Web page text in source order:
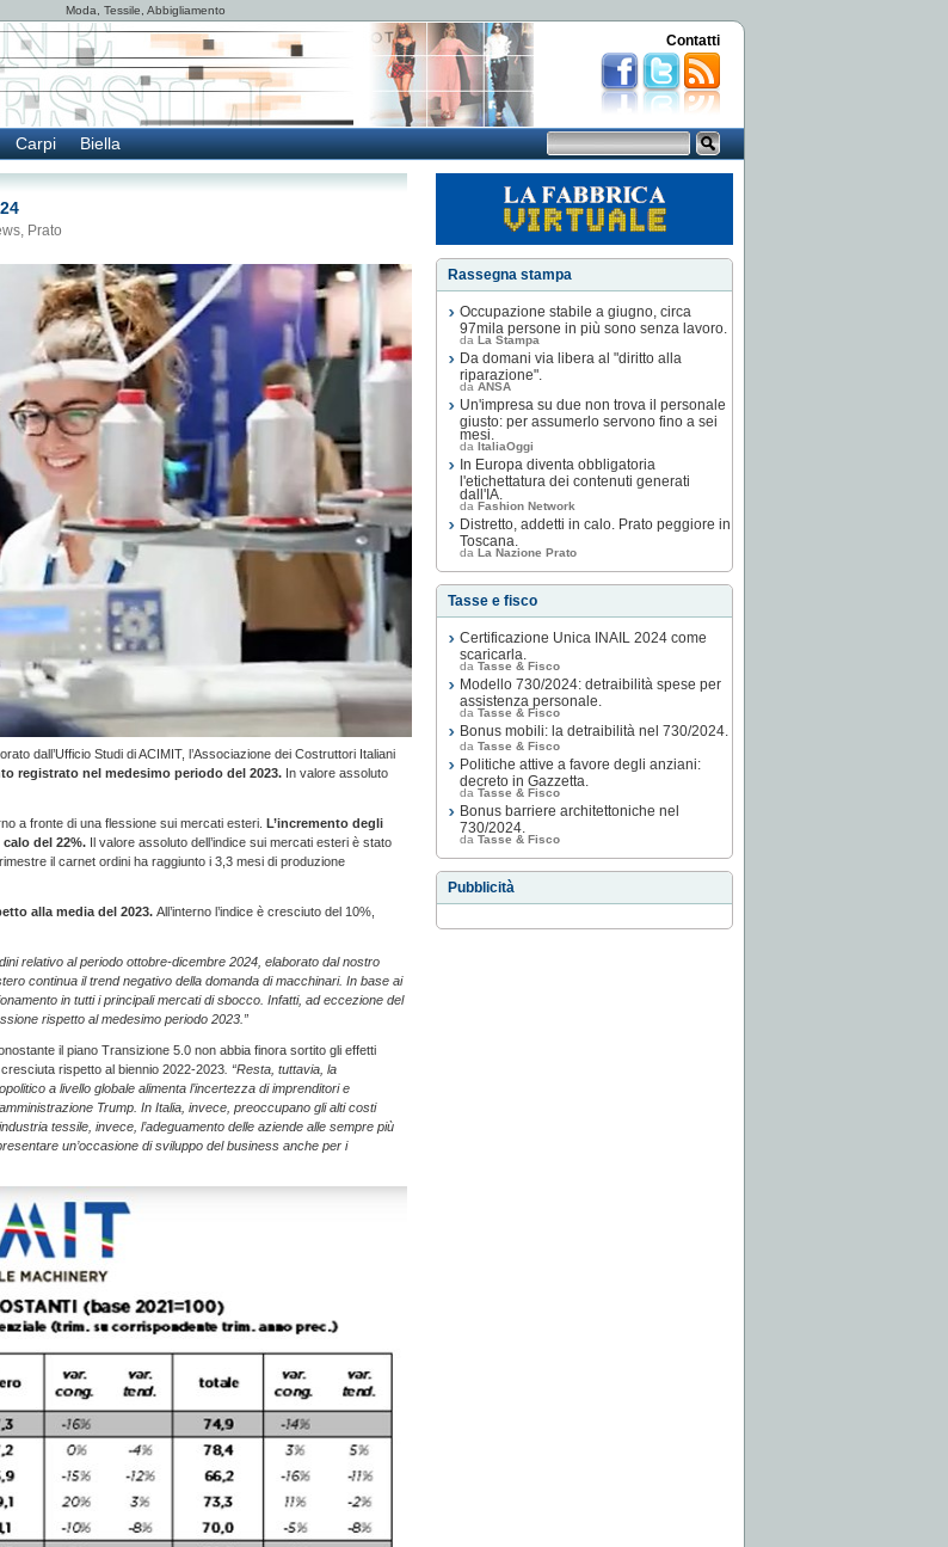
Moda, Tessile, Abbigliamento
Contatti
Carpi Biella
, Prato
dall’Ufficio Studi di ACIMIT, l’Associazione dei Costruttori Italiani
registrato nel medesimo periodo del 2023. In valore assoluto
a fronte di una flessione sui mercati esteri. L’incremento degli
del 22%. Il valore assoluto dell’indice sui mercati esteri è stato
il carnet ordini ha raggiunto i 3,3 mesi di produzione
alla media del 2023. All’interno l’indice è cresciuto del 10%,
relativo al periodo ottobre-dicembre 2024, elaborato dal nostro
continua il trend negativo della domanda di macchinari. In base ai
in tutti i principali mercati di sbocco. Infatti, ad eccezione del
rispetto al medesimo periodo 2023.”
il piano Transizione 5.0 non abbia finora sortito gli effetti
rispetto al biennio 2022-2023 . “Resta, tuttavia, la
a livello globale alimenta l’incertezza di imprenditori e
Trump. In Italia, invece, preoccupano gli alti costi
tessile, invece, l’adeguamento delle aziende alle sempre più
un’occasione di sviluppo del business anche per i
Rassegna stampa
Occupazione stabile a giugno, circa
97mila persone in più sono senza lavoro.
da La Stampa
Da domani via libera al "diritto alla
riparazione".
da ANSA
Un'impresa su due non trova il personale
giusto: per assumerlo servono fino a sei
mesi.
da ItaliaOggi
In Europa diventa obbligatoria
l'etichettatura dei contenuti generati
dall'IA.
da Fashion Network
Distretto, addetti in calo. Prato peggiore in
Toscana.
da La Nazione Prato
Tasse e fisco
Certificazione Unica INAIL 2024 come
scaricarla.
da Tasse & Fisco
Modello 730/2024: detraibilità spese per
assistenza personale.
da Tasse & Fisco
Bonus mobili: la detraibilità nel 730/2024.
da Tasse & Fisco
Politiche attive a favore degli anziani:
decreto in Gazzetta.
da Tasse & Fisco
Bonus barriere architettoniche nel
730/2024.
da Tasse & Fisco
Pubblicità